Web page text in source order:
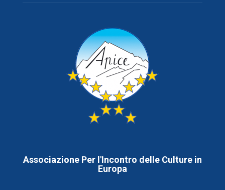
Associazione Per l'Incontro delle Culture in
Europa